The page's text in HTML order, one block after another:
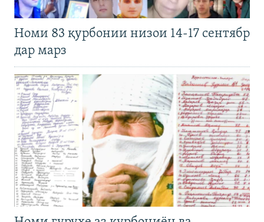
Номи 83 қурбонии низои 14-17 сентябр
дар марз